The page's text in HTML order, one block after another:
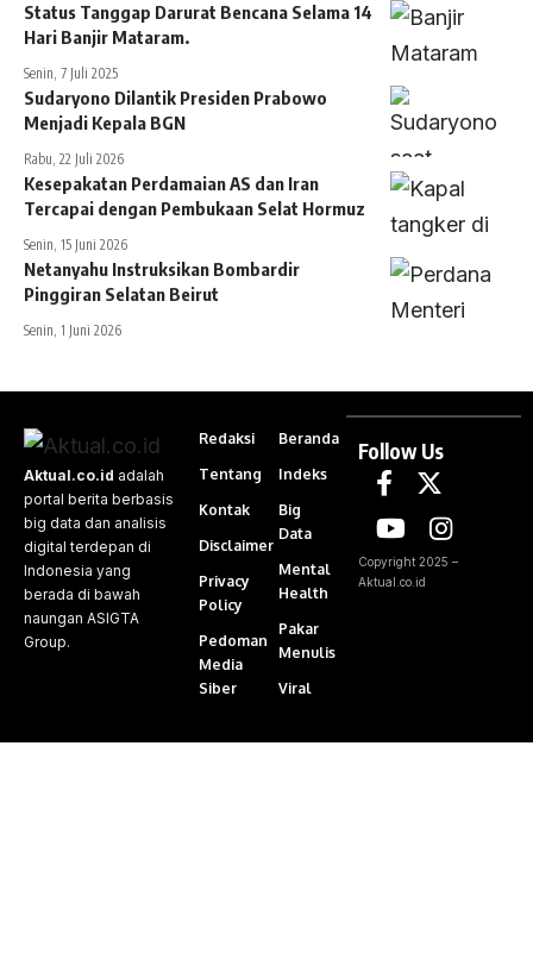
Status Tanggap Darurat Bencana Selama 14
Hari Banjir Mataram.
Senin, 7 Juli 2025
Sudaryono Dilantik Presiden Prabowo
Menjadi Kepala BGN
Rabu, 22 Juli 2026
Kesepakatan Perdamaian AS dan Iran
Tercapai dengan Pembukaan Selat Hormuz
Senin, 15 Juni 2026
Netanyahu Instruksikan Bombardir
Pinggiran Selatan Beirut
Senin, 1 Juni 2026
Aktual.co.id adalah
portal berita berbasis
big data dan analisis
digital terdepan di
Indonesia yang
berada di bawah
naungan ASIGTA
Group.
Redaksi
Tentang
Kontak
Disclaimer
Privacy
Policy
Pedoman
Media
Siber
Beranda
Indeks
Big
Data
Mental
Health
Pakar
Menulis
Viral
Follow Us
Copyright 2025 –
Aktual.co.id